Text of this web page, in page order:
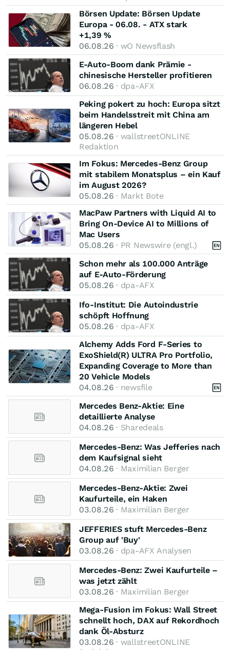
Börsen Update: Börsen Update
Europa - 06.08. - ATX stark
+1,39 %
06.08.26 · wO Newsflash
E-Auto-Boom dank Prämie -
chinesische Hersteller profitieren
06.08.26 · dpa-AFX
Peking pokert zu hoch: Europa sitzt
beim Handelsstreit mit China am
längeren Hebel
05.08.26 · wallstreetONLINE
Redaktion
Im Fokus: Mercedes-Benz Group
mit stabilem Monatsplus – ein Kauf
im August 2026?
05.08.26 · Markt Bote
MacPaw Partners with Liquid AI to
Bring On-Device AI to Millions of
Mac Users
05.08.26 · PR Newswire (engl.)
Schon mehr als 100.000 Anträge
auf E-Auto-Förderung
05.08.26 · dpa-AFX
Ifo-Institut: Die Autoindustrie
schöpft Hoffnung
05.08.26 · dpa-AFX
Alchemy Adds Ford F-Series to
ExoShield(R) ULTRA Pro Portfolio,
Expanding Coverage to More than
20 Vehicle Models
04.08.26 · newsfile
Mercedes Benz-Aktie: Eine
detaillierte Analyse
04.08.26 · Sharedeals
Mercedes-Benz: Was Jefferies nach
dem Kaufsignal sieht
04.08.26 · Maximilian Berger
Mercedes-Benz-Aktie: Zwei
Kaufurteile, ein Haken
03.08.26 · Maximilian Berger
JEFFERIES stuft Mercedes-Benz
Group auf 'Buy'
03.08.26 · dpa-AFX Analysen
Mercedes-Benz: Zwei Kaufurteile –
was jetzt zählt
03.08.26 · Maximilian Berger
Mega-Fusion im Fokus: Wall Street
schnellt hoch, DAX auf Rekordhoch
dank Öl-Absturz
03.08.26 · wallstreetONLINE